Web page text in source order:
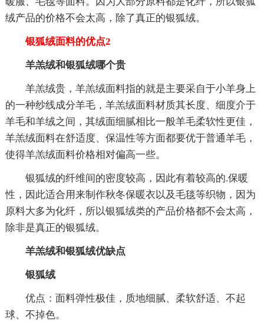
绒产品的价格不会太高，除了真正的银狐绒。
银狐绒面料的优点2
羊羔绒和银狐绒哪个贵
羊羔绒贵，羊羔绒面料指的就是主要采自于小羊身上
的一种纱线成分羊毛，羊羔绒面料材质其长度、细度介于
羊毛和羊绒之间，其绒面细腻相比一般羊毛柔软性更佳，
羊羔绒面料在舒适度、保温性等方面都要优于普通羊毛，
使得羊羔绒面料价格相对偏高一些。
银狐绒的纤维间的密度较高，因此有着较高的.保暖
性，因此适合用来制作秋冬保暖衣以及毛毯等织物，因为
原料大多为化纤，所以银狐绒类的产品价格都不会太高，
除非是真正的银狐绒。
羊羔绒和银狐绒优缺点
银狐绒
优点：面料弹性极佳，质地细腻、柔软舒适、不起
球、不掉色。